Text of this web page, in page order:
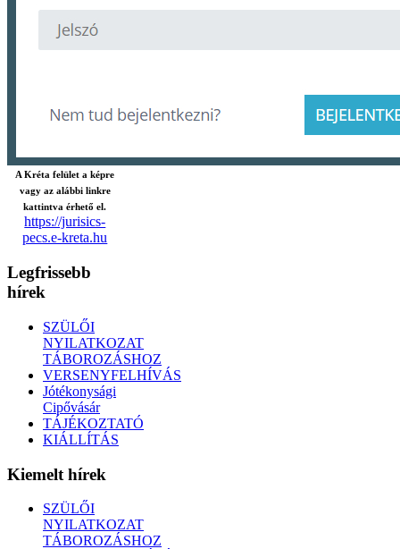
A Kréta felület a képre
vagy az alábbi linkre
kattintva érhető el.
https://jurisics-
pecs.e-kreta.hu
Legfrissebb
hírek
SZÜLŐI
NYILATKOZAT
TÁBOROZÁSHOZ
VERSENYFELHÍVÁS
Jótékonysági
Cipővásár
TÁJÉKOZTATÓ
KIÁLLÍTÁS
Kiemelt hírek
SZÜLŐI
NYILATKOZAT
TÁBOROZÁSHOZ